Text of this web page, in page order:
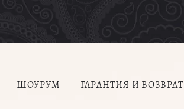
ШОУРУМ ГАРАНТИЯ И ВОЗВРАТ